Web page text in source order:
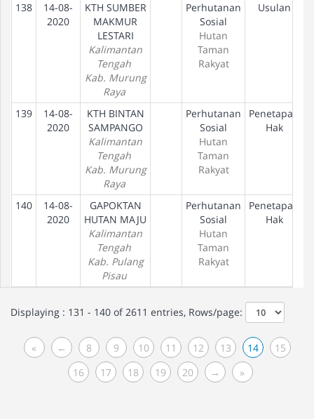
138
14-08-
2020
KTH SUMBER
MAKMUR
LESTARI
Kalimantan
Tengah
Kab. Murung
Raya
Perhutanan
Sosial
Hutan
Taman
Rakyat
Usulan
139
14-08-
2020
KTH BINTAN
SAMPANGO
Kalimantan
Tengah
Kab. Murung
Raya
Perhutanan
Sosial
Hutan
Taman
Rakyat
Penetapan
Hak
140
14-08-
2020
GAPOKTAN
HUTAN MAJU
Kalimantan
Tengah
Kab. Pulang
Pisau
Perhutanan
Sosial
Hutan
Taman
Rakyat
Penetapan
Hak
Displaying : 131 - 140 of 2611 entries, Rows/page:
« ← 8 9 10 11 12 13 14
15
16
17 18 19 20 → »